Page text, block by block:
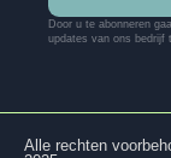
Door u te abonneren
updates van ons bedrijf
Alle rechten